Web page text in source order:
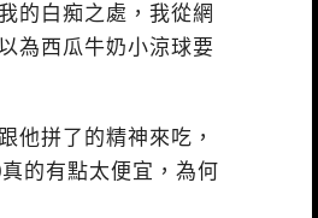
的白痴之處，我從網
為西瓜牛奶小涼球要
他拼了的精神來吃，
的有點太便宜，為何